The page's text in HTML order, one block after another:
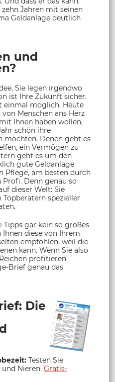
Jahren mit seinen
Geldanlage deutlich
und
Sie legen irgendwo
ist Ihre Zukunft sicher.
einmal möglich. Heute
Menschen ans Herz
Ihnen haben wollen,
schön ihre
möchten. Denen geht es
ein Vermögen zu
geht es um den
gute Geldanlage
Pflege, am besten durch
Denn genau so
dieser Welt: Sie
spezieller
Tipps gar kein so großes
diese von Ihrem
empfohlen, weil die
kann. Wenn Sie also
profitieren
Brief genau das
Die
Testen Sie
Nieren. Gratis-